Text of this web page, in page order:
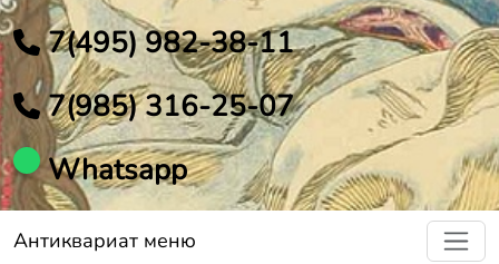
7(495) 982-38-11
7(985) 316-25-07
Whatsapp
Антиквариат меню